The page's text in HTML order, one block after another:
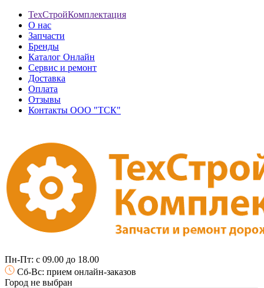
ТехСтройКомплектация
О нас
Запчасти
Бренды
Каталог Онлайн
Сервис и ремонт
Доставка
Оплата
Отзывы
Контакты ООО "ТСК"
Пн-Пт: с 09.00 до 18.00
Сб-Вс: прием онлайн-заказов
Город не выбран